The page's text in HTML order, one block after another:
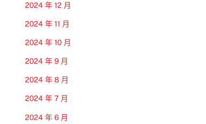
2024 年 12 月
2024 年 11 月
2024 年 10 月
2024 年 9 月
2024 年 8 月
2024 年 7 月
2024 年 6 月